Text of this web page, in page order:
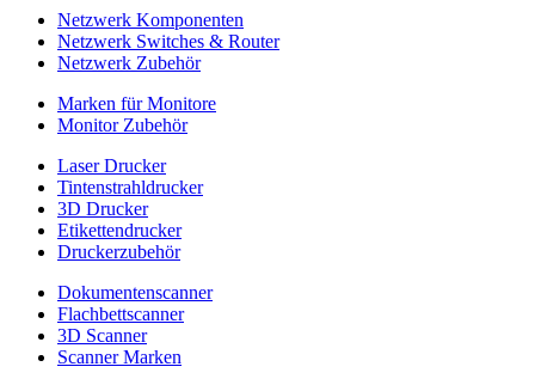
Netzwerk Komponenten
Netzwerk Switches & Router
Netzwerk Zubehör
Marken für Monitore
Monitor Zubehör
Laser Drucker
Tintenstrahldrucker
3D Drucker
Etikettendrucker
Druckerzubehör
Dokumentenscanner
Flachbettscanner
3D Scanner
Scanner Marken